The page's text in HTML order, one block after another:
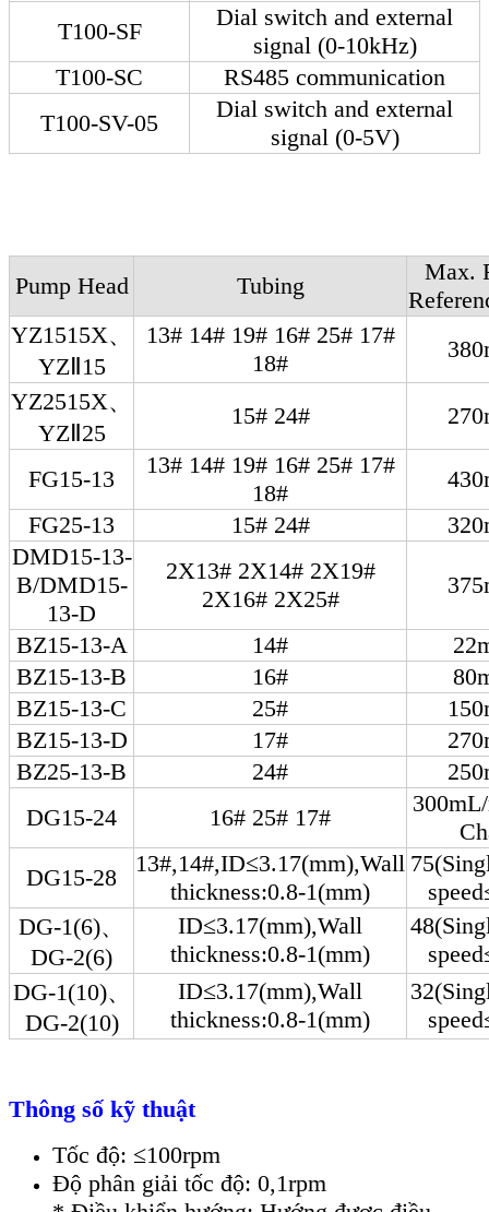
T100-SF
Dial switch and external
signal (0-10kHz)
T100-SC
RS485 communication
T100-SV-05
Dial switch and external
signal (0-5V)
Pump Head Tubing
Max.
YZ1515X、
YZⅡ15
13# 14# 19# 16# 25# 17#
18#
YZ2515X、
YZⅡ25
15# 24#
FG15-13
13# 14# 19# 16# 25# 17#
18#
FG25-13
15# 24#
DMD15-13-
B/DMD15-
13-D
2X13# 2X14# 2X19#
2X16# 2X25#
BZ15-13-A 14#
BZ15-13-B
16#
BZ15-13-C
25#
BZ15-13-D
17#
BZ25-13-B
24#
DG15-24
16# 25# 17#
DG15-28
13#,14#,ID≤3.17(mm),Wall
thickness:0.8-1(mm)
DG-1(6)、
DG-2(6)
ID≤3.17(mm),Wall
thickness:0.8-1(mm)
DG-1(10)、
DG-2(10)
ID≤3.17(mm),Wall
thickness:0.8-1(mm)
Thông số kỹ thuật
Tốc độ: ≤100rpm
Độ phân giải tốc độ: 0,1rpm